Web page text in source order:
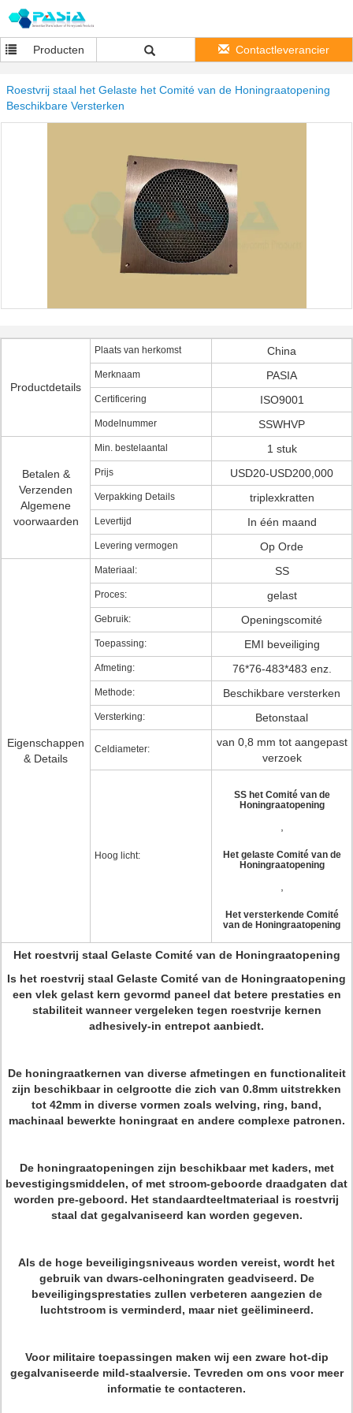
Producten Contactleverancier
Roestvrij staal het Gelaste het Comité van de Honingraatopening
Beschikbare Versterken
Productdetails
Plaats van herkomst China
Merknaam PASIA
Certificering ISO9001
Modelnummer SSWHVP
Betalen &
Verzenden
Algemene
voorwaarden
Min. bestelaantal 1 stuk
Prijs USD20-USD200,000
Verpakking Details triplexkratten
Levertijd In één maand
Levering vermogen Op Orde
Eigenschappen
& Details
Materiaal: SS
Proces: gelast
Gebruik: Openingscomité
Toepassing: EMI beveiliging
Afmeting: 76*76-483*483 enz.
Methode: Beschikbare versterken
Versterking: Betonstaal
Celdiameter:
van 0,8 mm tot aangepast
verzoek
Hoog licht:
SS het Comité van de
Honingraatopening
Het gelaste Comité van de
Honingraatopening
Het versterkende Comité
van de Honingraatopening
Het roestvrij staal Gelaste Comité van de Honingraatopening
Is het roestvrij staal Gelaste Comité van de Honingraatopening
een vlek gelast kern gevormd paneel dat betere prestaties en
stabiliteit wanneer vergeleken tegen roestvrije kernen
adhesively-in entrepot aanbiedt.
De honingraatkernen van diverse afmetingen en functionaliteit
zijn beschikbaar in celgrootte die zich van 0.8mm uitstrekken
tot 42mm in diverse vormen zoals welving, ring, band,
machinaal bewerkte honingraat en andere complexe patronen.
De honingraatopeningen zijn beschikbaar met kaders, met
bevestigingsmiddelen, of met stroom-geboorde draadgaten dat
worden pre-geboord. Het standaardteeltmateriaal is roestvrij
staal dat gegalvaniseerd kan worden gegeven.
Als de hoge beveiligingsniveaus worden vereist, wordt het
gebruik van dwars-celhoningraten geadviseerd. De
beveiligingsprestaties zullen verbeteren aangezien de
luchtstroom is verminderd, maar niet geëlimineerd.
Voor militaire toepassingen maken wij een zware hot-dip
gegalvaniseerde mild-staalversie. Tevreden om ons voor meer
informatie te contacteren.